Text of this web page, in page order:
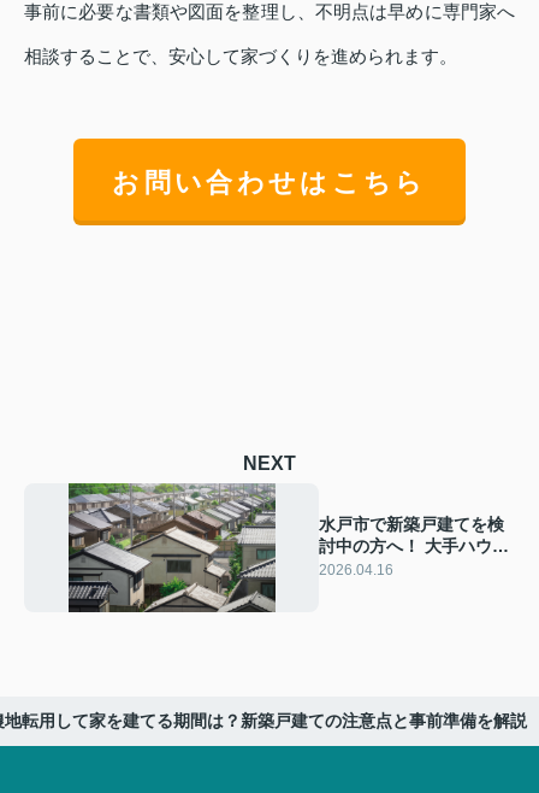
事前に必要な書類や図面を整理し、不明点は早めに専門家へ
相談することで、安心して家づくりを進められます。
お問い合わせはこちら
NEXT
水戸市で新築戸建てを検
討中の方へ！ 大手ハウス
メーカーと地元優良工務
2026.04.16
地転用して家を建てる期間は？新築戸建ての注意点と事前準備を解説